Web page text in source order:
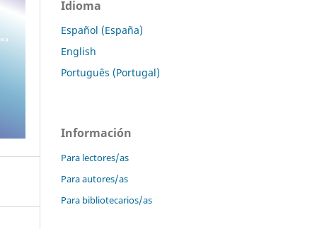
Idioma
Español (España)
English
Português (Portugal)
Información
Para lectores/as
Para autores/as
Para bibliotecarios/as